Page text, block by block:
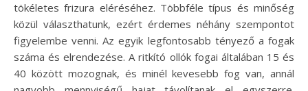
tökéletes frizura eléréséhez. Többféle típus és minőség
közül választhatunk, ezért érdemes néhány szempontot
figyelembe venni. Az egyik legfontosabb tényező a fogak
száma és elrendezése. A ritkító ollók fogai általában 15 és
40 között mozognak, és minél kevesebb fog van, annál